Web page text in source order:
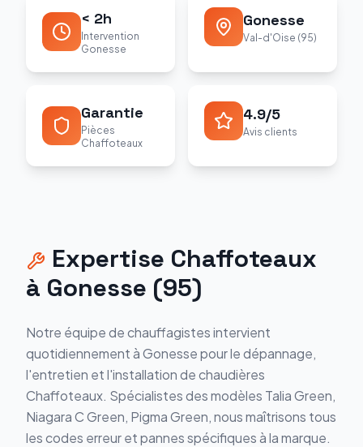
< 2h
Intervention
Gonesse
Gonesse
Val-d'Oise (95)
Garantie
Pièces
Chaffoteaux
4.9/5
Avis clients
Expertise Chaffoteaux
à Gonesse (95)
Notre équipe de chauffagistes intervient
quotidiennement àGonessepour le dépannage,
l'entretien et l'installation de chaudières
Chaffoteaux. Spécialistes des modèles Talia Green,
Niagara C Green, Pigma Green, nous maîtrisons tous
les codes erreur et pannes spécifiques à la marque.